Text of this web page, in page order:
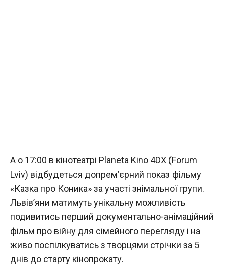
А о 17:00 в кінотеатрі Planeta Kino 4DX (Forum
Lviv) відбудеться допрем’єрний показ фільму
«Казка про Коника» за участі знімальної групи.
Львів’яни матимуть унікальну можливість
подивитись перший документально-анімаційний
фільм про війну для сімейного перегляду і на
живо поспілкуватись з творцями стрічки за 5
днів до старту кінопрокату.